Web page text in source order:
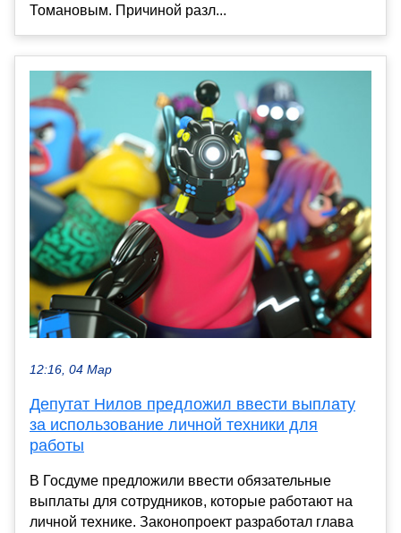
Томановым. Причиной разл...
12:16, 04 Мар
Депутат Нилов предложил ввести выплату
за использование личной техники для
работы
В Госдуме предложили ввести обязательные
выплаты для сотрудников, которые работают на
личной технике. Законопроект разработал глава